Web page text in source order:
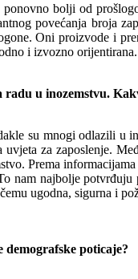
bolji od
povećanja broja
Oni proizvode i
i izvozno orijentirana.
u inozemstvu.
su mnogi odlazili
za zaposlenje.
Prema
najbolje
ugodna, sigurna i
poticaje?